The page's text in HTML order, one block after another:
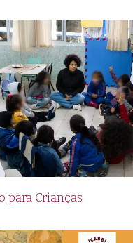
para Crianças